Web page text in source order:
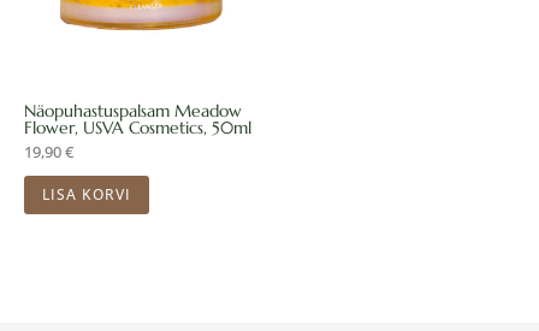
Näopuhastuspalsam Meadow
Flower, USVA Cosmetics, 50ml
19,90€
LISA KORVI